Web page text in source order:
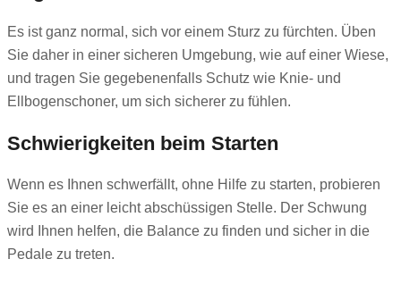
Es ist ganz normal, sich vor einem Sturz zu fürchten. Üben
Sie daher in einer sicheren Umgebung, wie auf einer Wiese,
und tragen Sie gegebenenfalls Schutz wie Knie- und
Ellbogenschoner, um sich sicherer zu fühlen.
Schwierigkeiten beim Starten
Wenn es Ihnen schwerfällt, ohne Hilfe zu starten, probieren
Sie es an einer leicht abschüssigen Stelle. Der Schwung
wird Ihnen helfen, die Balance zu finden und sicher in die
Pedale zu treten.